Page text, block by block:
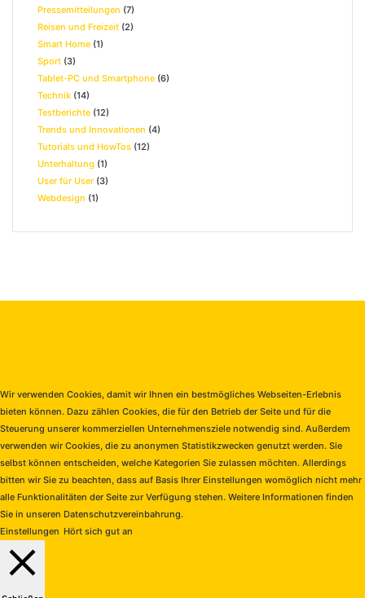
Pressemitteilungen (7)
Reisen und Freizeit (2)
Smart Home (1)
Sport (3)
Tablet-PC und Smartphone (6)
Technik (14)
Testberichte (12)
Trends und Innovationen (4)
Tutorials und HowTos (12)
Unterhaltung (1)
User für User (3)
Webdesign (1)
Wir verwenden Cookies, damit wir Ihnen ein bestmögliches Webseiten-Erlebnis
bieten können. Dazu zählen Cookies, die für den Betrieb der Seite und für die
Steuerung unserer kommerziellen Unternehmensziele notwendig sind. Außerdem
verwenden wir Cookies, die zu anonymen Statistikzwecken genutzt werden. Sie
selbst können entscheiden, welche Kategorien Sie zulassen möchten. Allerdings
bitten wir Sie zu beachten, dass auf Basis Ihrer Einstellungen womöglich nicht mehr
alle Funktionalitäten der Seite zur Verfügung stehen. Weitere Informationen finden
Sie in unseren Datenschutzvereinbahrung.
Einstellungen Hört sich gut an